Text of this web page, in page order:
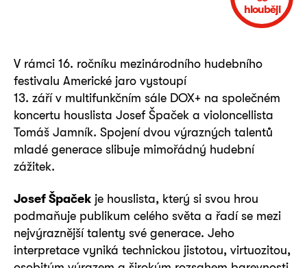
hlouběji
V rámci 16. ročníku mezinárodního hudebního
festivalu Americké jaro vystoupí
13. září v multifunkčním sále DOX+ na společném
koncertu houslista Josef Špaček a violoncellista
Tomáš Jamník. Spojení dvou výrazných talentů
mladé generace slibuje mimořádný hudební
zážitek.
Josef Špaček je houslista, který si svou hrou
podmaňuje publikum celého světa a řadí se mezi
nejvýraznější talenty své generace. Jeho
interpretace vyniká technickou jistotou, virtuozitou,